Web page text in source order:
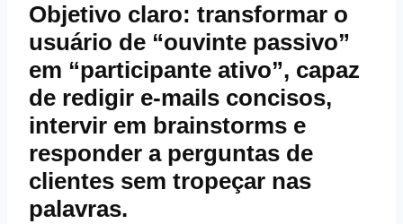
Objetivo claro: transformar o
usuário de “ouvinte passivo”
em “participante ativo”, capaz
de redigir e‑mails concisos,
intervir em brainstorms e
responder a perguntas de
clientes sem tropeçar nas
palavras.